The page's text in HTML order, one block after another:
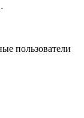
пользователи